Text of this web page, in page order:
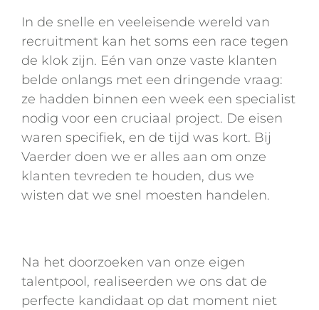
In de snelle en veeleisende wereld van
recruitment kan het soms een race tegen
de klok zijn. Eén van onze vaste klanten
belde onlangs met een dringende vraag:
ze hadden binnen een week een specialist
nodig voor een cruciaal project. De eisen
waren specifiek, en de tijd was kort. Bij
Vaerder doen we er alles aan om onze
klanten tevreden te houden, dus we
wisten dat we snel moesten handelen.
Na het doorzoeken van onze eigen
talentpool, realiseerden we ons dat de
perfecte kandidaat op dat moment niet